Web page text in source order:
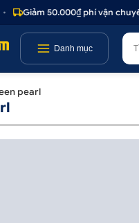
Giảm 50.000₫ phí vận
Danh mục
pearl